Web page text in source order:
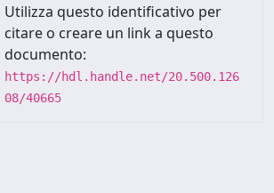
Utilizza questo identificativo per
citare o creare un link a questo
documento:
https://hdl.handle.net/20.500.126
08/40665